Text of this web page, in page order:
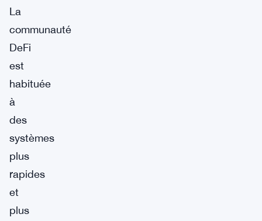
La
communauté
DeFi
est
habituée
à
des
systèmes
plus
rapides
et
plus